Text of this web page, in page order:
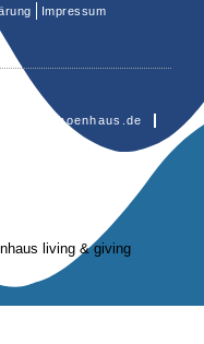
Impressum
schoenhaus.de
living & giving